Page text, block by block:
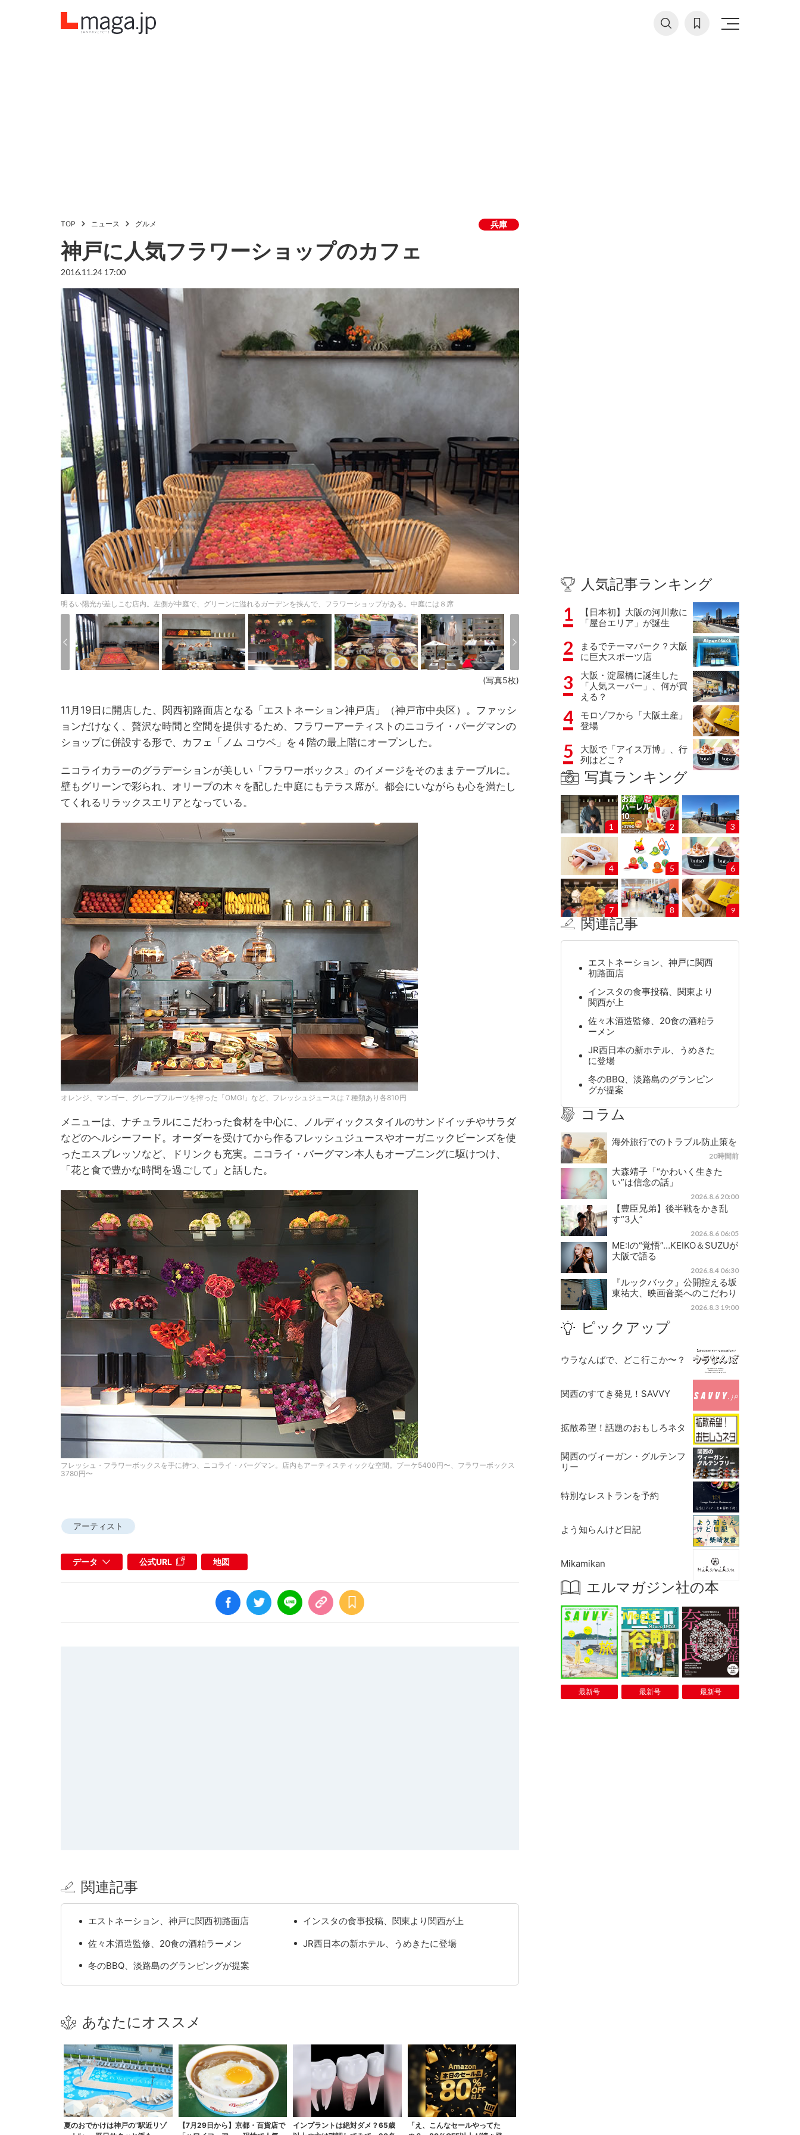
TOP ニュース グルメ 兵庫
神戸に人気フラワーショップのカフェ
2016.11.24 17:00
明るい陽光が差しこむ店内。左側が中庭で、グリーンに溢れるガーデンを挟んで、フラワーショップがある。中庭には８席
(写真5枚)
11月19日に開店した、関西初路面店となる「エストネーション神戸店」（神戸市中央区）。ファッシ
ョンだけなく、贅沢な時間と空間を提供するため、フラワーアーティストのニコライ・バーグマンの
ショップに併設する形で、カフェ「ノム コウベ」を４階の最上階にオープンした。
ニコライカラーのグラデーションが美しい「フラワーボックス」のイメージをそのままテーブルに。
壁もグリーンで彩られ、オリーブの木々を配した中庭にもテラス席が。都会にいながらも心を満たし
てくれるリラックスエリアとなっている。
オレンジ、マンゴー、グレープフルーツを搾った「OMG!」など、フレッシュジュースは７種類あり各810円
メニューは、ナチュラルにこだわった食材を中心に、ノルディックスタイルのサンドイッチやサラダ
などのヘルシーフード。オーダーを受けてから作るフレッシュジュースやオーガニックビーンズを使
ったエスプレッソなど、ドリンクも充実。ニコライ・バーグマン本人もオープニングに駆けつけ、
「花と食で豊かな時間を過ごして」と話した。
フレッシュ・フラワーボックスを手に持つ、ニコライ・バーグマン。店内もアーティスティックな空間。ブーケ5400円〜、フラワーボックス
3780円〜
アーティスト
データ 公式URL 地図
関連記事
エストネーション、神戸に関西初路面店
インスタの食事投稿、関東より関西が上
佐々木酒造監修、20食の酒粕ラーメン
JR西日本の新ホテル、うめきたに登場
冬のBBQ、淡路島のグランピングが提案
あなたにオススメ
夏のおでかけは神戸の”駅近リゾ
【7月29日から】京都・百貨店で
インプラントは絶対ダメ？65歳
「え、こんなセールやってた
人気記事ランキング
1
【日本初】大阪の河川敷に
「屋台エリア」が誕生
2
まるでテーマパーク？大阪
に巨大スポーツ店
3
大阪・淀屋橋に誕生した
「人気スーパー」、何が買
える？
4
モロゾフから「大阪土産」
登場
5
大阪で「アイス万博」、行
列はどこ？
写真ランキング
1 2 3
4 5 6
7 8 9
関連記事
エストネーション、神戸に関西
初路面店
インスタの食事投稿、関東より
関西が上
佐々木酒造監修、20食の酒粕ラ
ーメン
JR西日本の新ホテル、うめきた
に登場
冬のBBQ、淡路島のグランピン
グが提案
コラム
海外旅行でのトラブル防止策を
20時間前
大森靖子「“かわいく生きた
い”は信念の話」
2026.8.6 20:00
【豊臣兄弟】後半戦をかき乱
す“3人”
2026.8.6 06:05
ME:Iの“覚悟”…KEIKO＆SUZUが
大阪で語る
2026.8.4 06:30
『ルックバック』公開控える坂
東祐大、映画音楽へのこだわり
2026.8.3 19:00
ピックアップ
ウラなんばで、どこ行こか〜？
関西のすてき発見！SAVVY
拡散希望！話題のおもしろネタ
関西のヴィーガン・グルテンフ
リー
特別なレストランを予約
よう知らんけど日記
Mikamikan
エルマガジン社の本
最新号 最新号 最新号